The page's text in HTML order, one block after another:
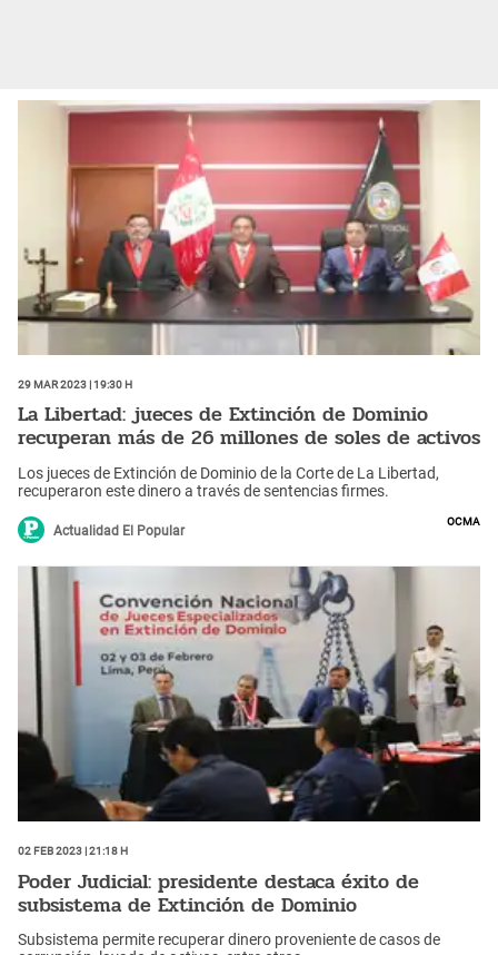
29 Mar 2023 | 19:30 h
La Libertad: jueces de Extinción de Dominio
recuperan más de 26 millones de soles de activos
Los jueces de Extinción de Dominio de la Corte de La Libertad,
recuperaron este dinero a través de sentencias firmes.
Actualidad El Popular
OCMA
02 Feb 2023 | 21:18 h
Poder Judicial: presidente destaca éxito de
subsistema de Extinción de Dominio
Subsistema permite recuperar dinero proveniente de casos de